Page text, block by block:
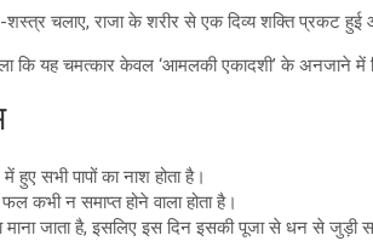
चलाए, राजा के शरीर से एक दिव्य शक्ति प्रकट
कि यह चमत्कार केवल ‘आमलकी एकादशी’ के
सभी पापों का नाश होता है।
कभी न समाप्त होने वाला होता है।
जाता है, इसलिए इस दिन इसकी पूजा से धन से जुड़ी